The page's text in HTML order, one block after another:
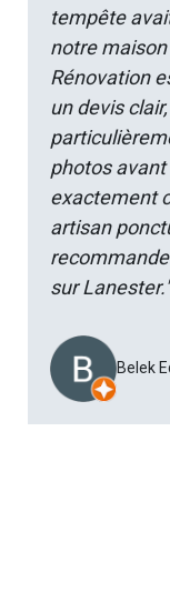
tempête
notre
Rénovation
un devis
photos
exactement
artisan
sur Lanester."
Belek